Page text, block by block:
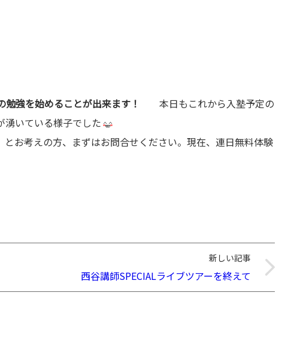
勉強を始めることが出来ます！ 本日もこれから入塾予定の
湧いている様子でした
お考えの方、まずはお問合せください。現在、連日無料体験
新しい記事
西谷講師SPECIALライブツアーを終えて